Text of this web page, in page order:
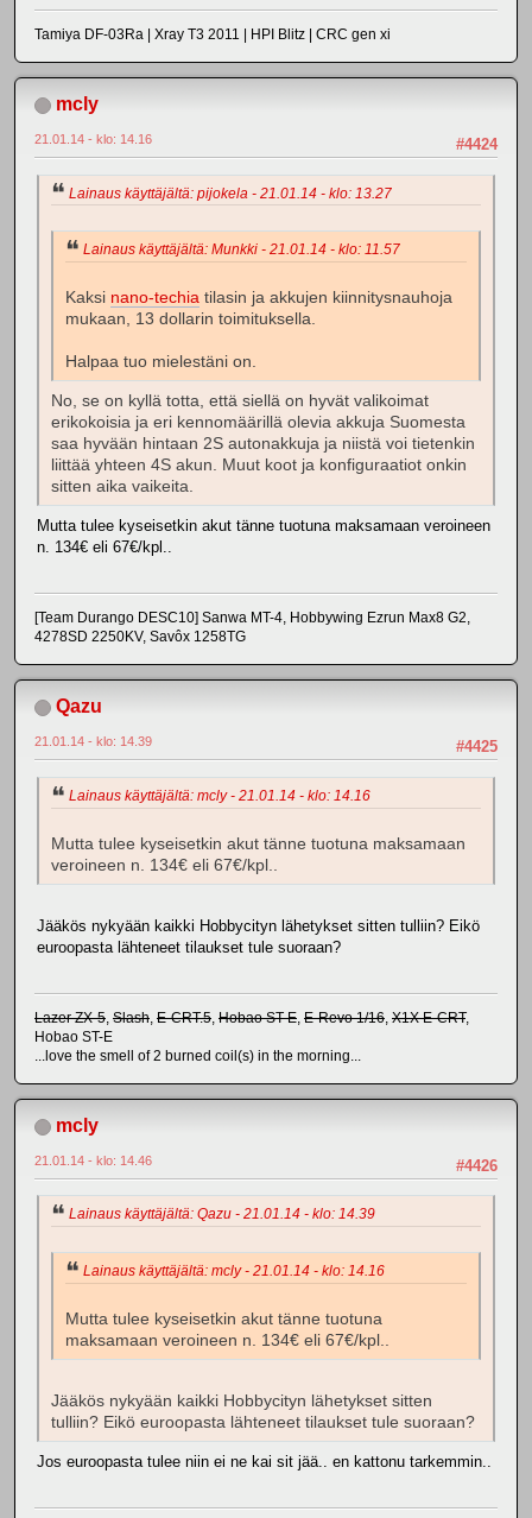
Tamiya DF-03Ra | Xray T3 2011 | HPI Blitz | CRC gen xi
mcly
#4424
21.01.14 - klo: 14.16
Lainaus käyttäjältä: pijokela - 21.01.14 - klo: 13.27
Lainaus käyttäjältä: Munkki - 21.01.14 - klo: 11.57
Kaksi nano-techia tilasin ja akkujen kiinnitysnauhoja
mukaan, 13 dollarin toimituksella.
Halpaa tuo mielestäni on.
No, se on kyllä totta, että siellä on hyvät valikoimat
erikokoisia ja eri kennomäärillä olevia akkuja Suomesta
saa hyvään hintaan 2S autonakkuja ja niistä voi tietenkin
liittää yhteen 4S akun. Muut koot ja konfiguraatiot onkin
sitten aika vaikeita.
Mutta tulee kyseisetkin akut tänne tuotuna maksamaan veroineen
n. 134€ eli 67€/kpl..
[Team Durango DESC10] Sanwa MT-4, Hobbywing Ezrun Max8 G2,
4278SD 2250KV, Savôx 1258TG
Qazu
#4425
21.01.14 - klo: 14.39
Lainaus käyttäjältä: mcly - 21.01.14 - klo: 14.16
Mutta tulee kyseisetkin akut tänne tuotuna maksamaan
veroineen n. 134€ eli 67€/kpl..
Jääkös nykyään kaikki Hobbycityn lähetykset sitten tulliin? Eikö
euroopasta lähteneet tilaukset tule suoraan?
Lazer ZX-5, Slash, E-CRT.5, Hobao ST-E, E-Revo 1/16, X1X E-CRT,
Hobao ST-E
...love the smell of 2 burned coil(s) in the morning...
mcly
#4426
21.01.14 - klo: 14.46
Lainaus käyttäjältä: Qazu - 21.01.14 - klo: 14.39
Lainaus käyttäjältä: mcly - 21.01.14 - klo: 14.16
Mutta tulee kyseisetkin akut tänne tuotuna
maksamaan veroineen n. 134€ eli 67€/kpl..
Jääkös nykyään kaikki Hobbycityn lähetykset sitten
tulliin? Eikö euroopasta lähteneet tilaukset tule suoraan?
Jos euroopasta tulee niin ei ne kai sit jää.. en kattonu tarkemmin..